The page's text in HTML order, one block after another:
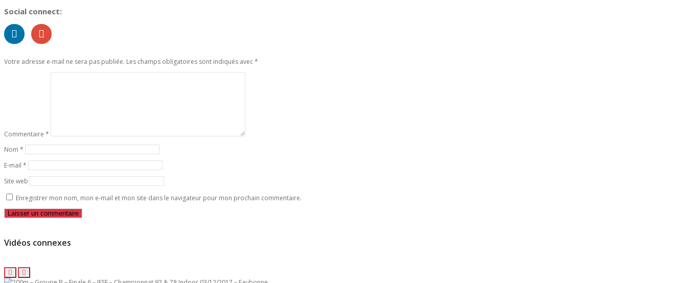
Social connect:
Votre adresse e-mail ne sera pas publiée. Les champs obligatoires sont indiqués avec*
Commentaire *
Nom *
E-mail *
Site web
Enregistrer mon nom, mon e-mail et mon site dans le navigateur pour mon prochain commentaire.
Vidéos connexes